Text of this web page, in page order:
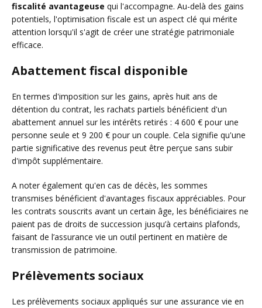
fiscalité avantageuse qui l'accompagne. Au-delà des gains
potentiels, l'optimisation fiscale est un aspect clé qui mérite
attention lorsqu'il s'agit de créer une stratégie patrimoniale
efficace.
Abattement fiscal disponible
En termes d'imposition sur les gains, après huit ans de
détention du contrat, les rachats partiels bénéficient d'un
abattement annuel sur les intérêts retirés : 4 600 € pour une
personne seule et 9 200 € pour un couple. Cela signifie qu'une
partie significative des revenus peut être perçue sans subir
d'impôt supplémentaire.
A noter également qu'en cas de décès, les sommes
transmises bénéficient d'avantages fiscaux appréciables. Pour
les contrats souscrits avant un certain âge, les bénéficiaires ne
paient pas de droits de succession jusqu’à certains plafonds,
faisant de l’assurance vie un outil pertinent en matière de
transmission de patrimoine.
Prélèvements sociaux
Les prélèvements sociaux appliqués sur une assurance vie en